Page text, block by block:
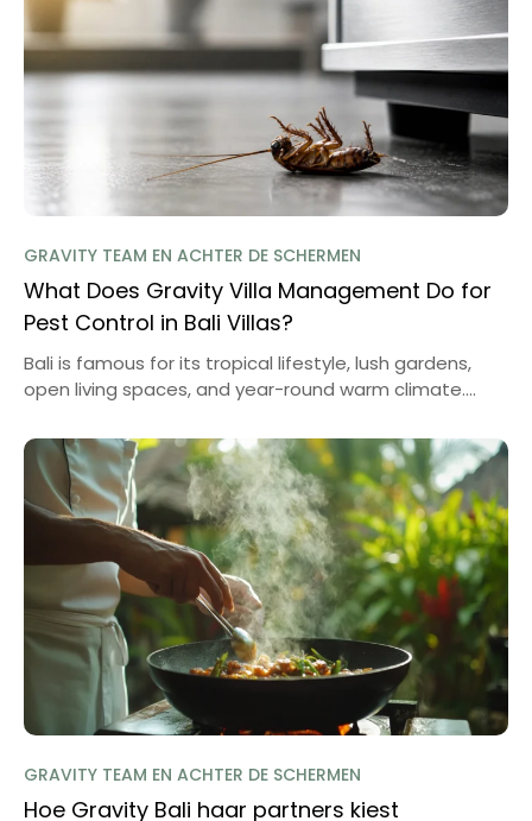
GRAVITY TEAM EN ACHTER DE SCHERMEN
What Does Gravity Villa Management Do for
Pest Control in Bali Villas?
Bali is famous for its tropical lifestyle, lush gardens,
open living spaces, and year-round warm climate....
GRAVITY TEAM EN ACHTER DE SCHERMEN
Hoe Gravity Bali haar partners kiest